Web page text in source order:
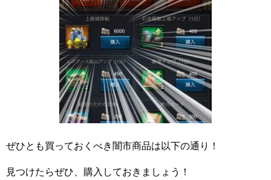
ぜひとも買っておくべき闇市商品は以下の通り！
見つけたらぜひ、購入しておきましょう！